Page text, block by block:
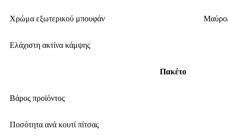
Χρώμα εξωτερικού μπουφάν
Ελάχιστη ακτίνα κάμψης
Πακέτο
Βάρος προϊόντος
Ποσότητα ανά κουτί πίτσας